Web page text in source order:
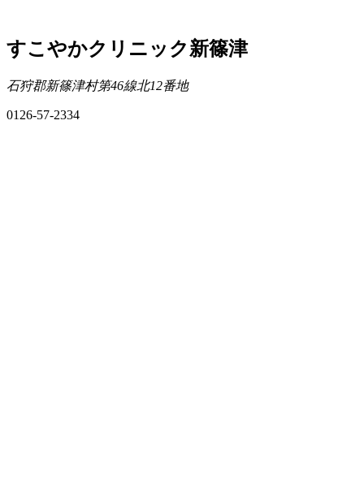
すこやかクリニック新篠津
石狩郡新篠津村第46線北12番地
0126-57-2334